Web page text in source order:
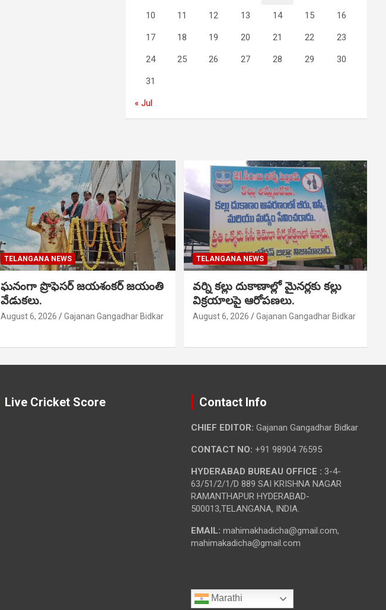
10 11 12 13 14 15 16
17 18 19 20 21 22 23
24 25 26 27 28 29 30
31
« Jul
TELANGANA NEWS
ఘనంగా ప్రొఫెసర్ జయశంకర్ జయంతి
వేడుకలు.
August 6, 2026 Gajanan Gangadhar Bidkar
TELANGANA NEWS
వర్ని కల్లు దుకాణాల్లో మైనర్లకు కల్లు
విక్రయాలపై ఆరోపణలు.
August 6, 2026 Gajanan Gangadhar Bidkar
Live Cricket Score Contact Info
CHIEF EDITOR: Gajanan Gangadhar Bidkar
CONTACT NO: +91 98904 76595
HYDERABAD BUREAU OFFICE : 3-4-
63/51/2/1/D 889 SAI KRISHNA NAGAR
RAMANTHAPUR HYDERABAD-
500013,TELANGANA, INDIA.
EMAIL: mahimakhadicha@gmail.com,
mahimakadicha@gmail.com
Marathi